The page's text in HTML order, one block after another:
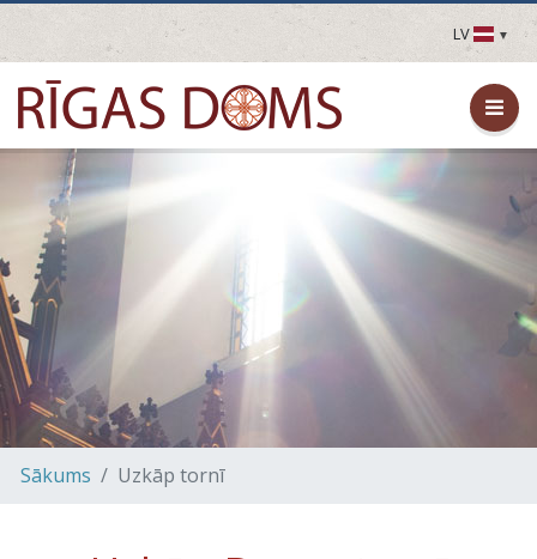
LV
LV
EN
DE
FR
EE
FI
Sākums Uzkāp tornī